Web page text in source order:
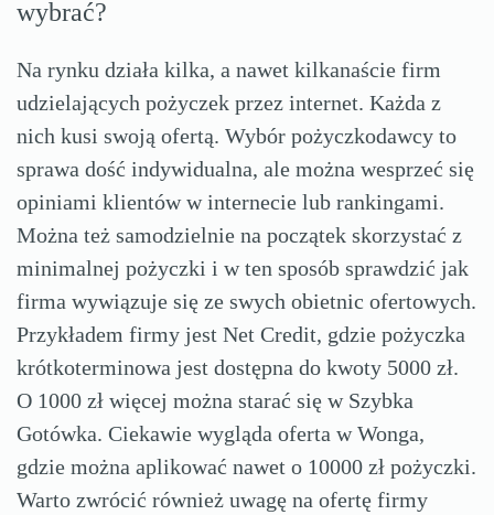
wybrać?
Na rynku działa kilka, a nawet kilkanaście firm
udzielających pożyczek przez internet. Każda z
nich kusi swoją ofertą. Wybór pożyczkodawcy to
sprawa dość indywidualna, ale można wesprzeć się
opiniami klientów w internecie lub rankingami.
Można też samodzielnie na początek skorzystać z
minimalnej pożyczki i w ten sposób sprawdzić jak
firma wywiązuje się ze swych obietnic ofertowych.
Przykładem firmy jest Net Credit, gdzie pożyczka
krótkoterminowa jest dostępna do kwoty 5000 zł.
O 1000 zł więcej można starać się w Szybka
Gotówka. Ciekawie wygląda oferta w Wonga,
gdzie można aplikować nawet o 10000 zł pożyczki.
Warto zwrócić również uwagę na ofertę firmy